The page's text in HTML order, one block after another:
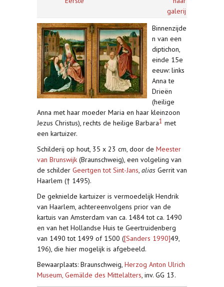
galerij
Binnenzijde
n van een
diptichon,
einde 15e
eeuw: links
Anna te
Drieën
(heilige
Anna met haar moeder Maria en haar kleinzoon
Jezus Christus), rechts de heilige Barbara1 met
een kartuizer.
Schilderij op hout, 35 x 23 cm, door de Meester
van Brunswijk (Braunschweig), een volgeling van
de schilder Geertgen tot Sint-Jans, alias Gerrit van
Haarlem († 1495).
De geknielde kartuizer is vermoedelijk Hendrik
van Haarlem, achtereenvolgens prior van de
kartuis van Amsterdam van ca. 1484 tot ca. 1490
en van het Hollandse Huis te Geertruidenberg
van 1490 tot 1499 of 1500 ([Sanders 1990]49,
196), die hier mogelijk is afgebeeld.
Bewaarplaats: Braunschweig, Herzog Anton Ulrich
Museum, Gemälde des Mittelalters, inv. GG 13.